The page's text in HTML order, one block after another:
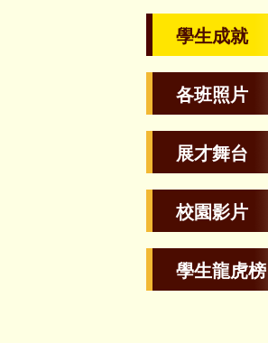
學生成就
各班照片
展才舞台
校園影片
學生龍虎榜